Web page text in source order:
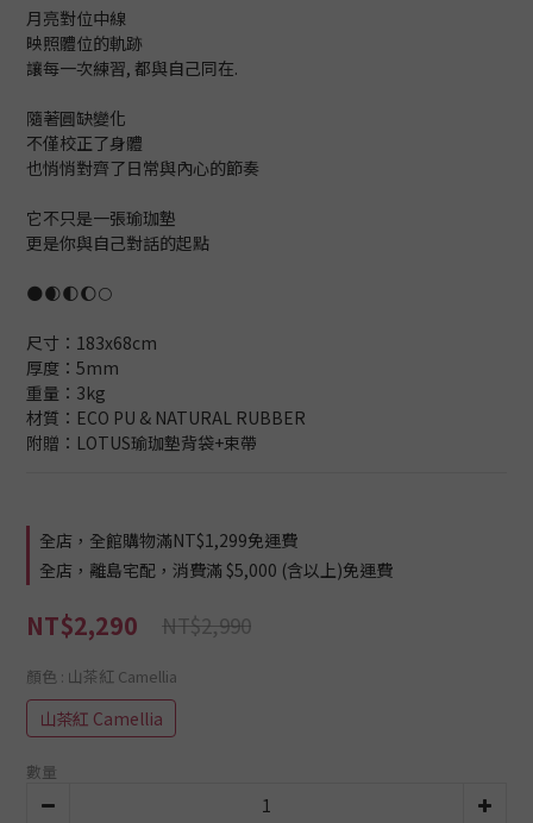
月亮對位中線
映照體位的軌跡
讓每一次練習, 都與自己同在.
隨著圓缺變化
不僅校正了身體
也悄悄對齊了日常與內心的節奏
它不只是一張瑜珈墊
更是你與自己對話的起點
🌑🌒🌓🌔🌕
尺寸：183x68cm
厚度：5mm
重量：3kg
材質：ECO PU & NATURAL RUBBER
附贈：LOTUS瑜珈墊背袋+束帶
全店，全館購物滿NT$1,299免運費
全店，離島宅配，消費滿 $5,000 (含以上)免運費
NT$2,290 NT$2,990
顏色 : 山茶紅 Camellia
山茶紅 Camellia
數量